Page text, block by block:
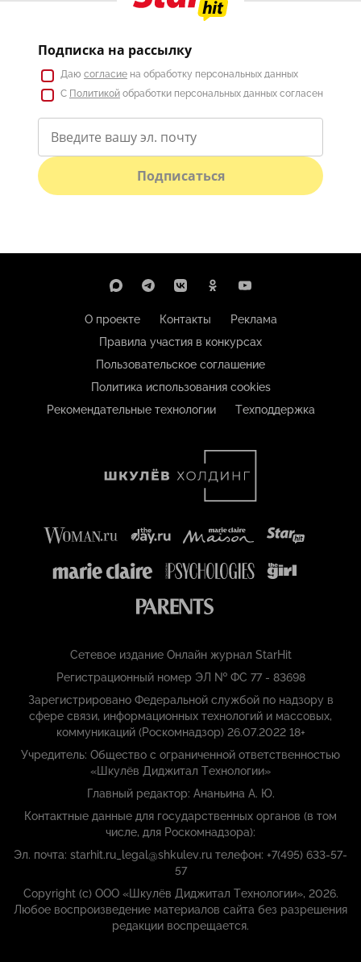
Подписка на рассылку
Даю согласие на обработку персональных данных
С Политикой обработки персональных данных согласен
Подписаться
О проекте Контакты
Реклама
Правила участия в конкурсах
Пользовательское соглашение
Политика использования cookies
Рекомендательные технологии
Техподдержка
Сетевое издание Онлайн журнал StarHit
Регистрационный номер ЭЛ № ФС 77 - 83698
Зарегистрировано Федеральной службой по надзору в
сфере связи, информационных технологий и массовых,
коммуникаций (Роскомнадзор) 26.07.2022 18+
Учредитель: Общество с ограниченной ответственностью
«Шкулёв Диджитал Технологии»
Главный редактор: Ананьина А. Ю.
Контактные данные для государственных органов (в том
числе, для Роскомнадзора):
Эл. почта: starhit.ru_legal@shkulev.ru телефон: +7(495) 633-57-
57
Copyright (с) ООО «Шкулёв Диджитал Технологии», 2026.
Любое воспроизведение материалов сайта без разрешения
редакции воспрещается.